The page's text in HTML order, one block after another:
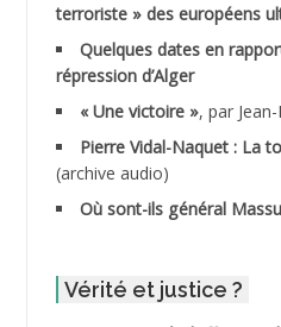
ADDALA Boualem*
ADDANE
ADDECHE Rachid
ADELIOUAT Vve AIT SAADA
terroriste » des européens
Quelques dates en
répression d’Alger
« Une victoire », par
Pierre Vidal-Naquet : La
(archive audio)
Où sont-ils général
Vérité et justice ?